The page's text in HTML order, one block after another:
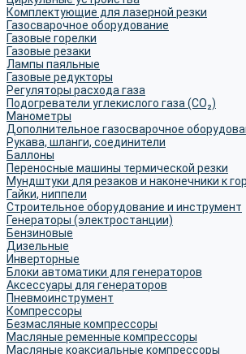
Комплектующие для лазерной резки
Газосварочное оборудование
Газовые горелки
Газовые резаки
Лампы паяльные
Газовые редукторы
Регуляторы расхода газа
Подогреватели углекислого газа (CO₂)
Манометры
Дополнительное газосварочное
Рукава, шланги, соединители
Баллоны
Переносные машины термической резки
Мундштуки для резаков и наконечники к
Гайки, ниппели
Строительное оборудование и инструмент
Генераторы (электростанции)
Бензиновые
Дизельные
Инверторные
Блоки автоматики для генераторов
Аксессуары для генераторов
Пневмоинструмент
Компрессоры
Безмасляные компрессоры
Масляные ременные компрессоры
Масляные коаксиальные компрессоры